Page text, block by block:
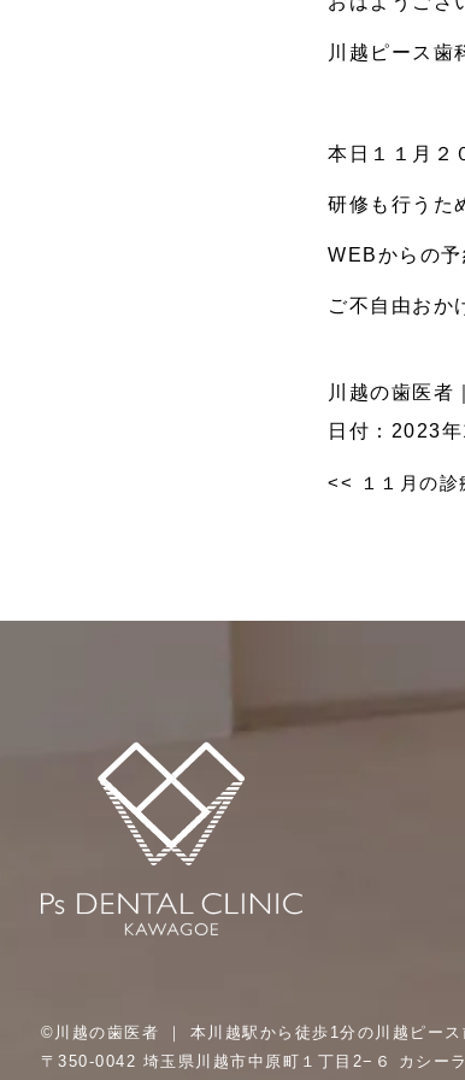
川越ピース歯
本日１１月２
研修も行うた
WEBからの予
ご不自由おか
川越の歯医者
日付：2023
<< １１月の診
©川越の歯医者 ｜ 本川越駅から徒歩1分の川越ピース
〒350-0042 埼玉県川越市中原町１丁目2−６ カシー